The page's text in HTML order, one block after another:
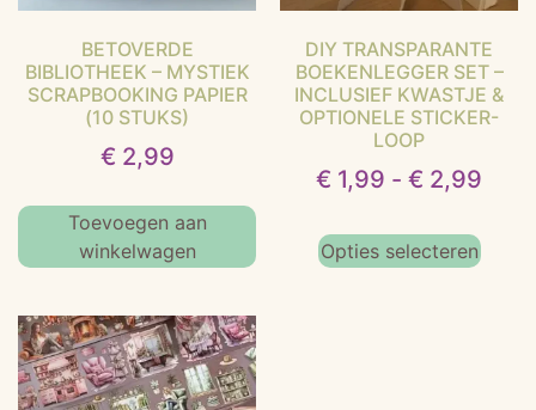
BETOVERDE
BIBLIOTHEEK – MYSTIEK
SCRAPBOOKING PAPIER
(10 STUKS)
€ 2,99
Toevoegen aan
winkelwagen
DIY TRANSPARANTE
BOEKENLEGGER SET –
INCLUSIEF KWASTJE &
OPTIONELE STICKER-
LOOP
€ 1,99 - € 2,99
Opties selecteren